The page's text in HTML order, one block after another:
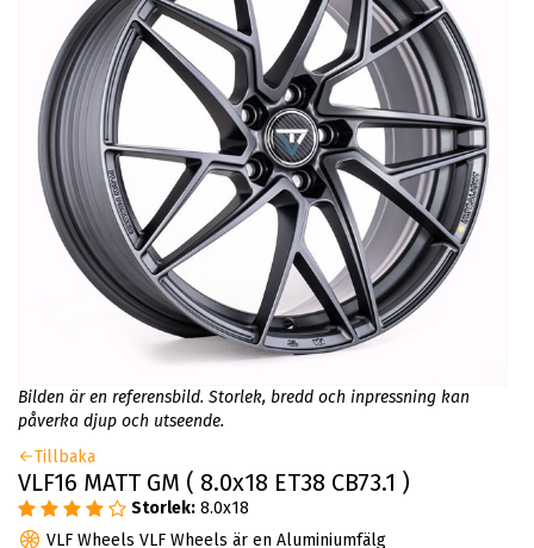
Bilden är en referensbild. Storlek, bredd och inpressning kan
påverka djup och utseende.
Tillbaka
VLF16 MATT GM ( 8.0x18 ET38 CB73.1 )
Storlek: 8.0x18
VLF Wheels VLF Wheels är en Aluminiumfälg